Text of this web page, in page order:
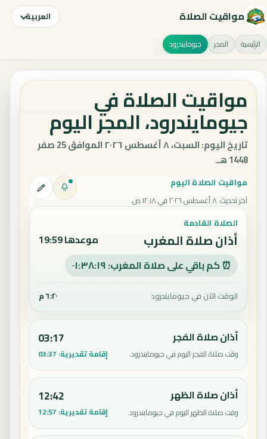
مواقيت الصلاة العربية
الرئيسية المجر جيومايندرود
مواقيت الصلاة في
جيومايندرود، المجر اليوم
تاريخ اليوم: السبت، ٨ أغسطس ٢٠٢٦ الموافق 25 صفر
1448 هـ.
مواقيت الصلاة اليوم
آخر تحديث:٨ أغسطس ٢٠٢٦ في ١٢:١٨ ص
الصلاة القادمة
أذان صلاة المغرب موعدها 19:59
⏰ كم باقي على صلاة المغرب: ٠١:٣٨:١٨
الوقت الآن في جيومايندرود ٦:٢٠ م
أذان صلاة الفجر
وقت صلاة الفجر اليوم في جيومايندرود.
03:17
إقامة تقديرية: 03:37
أذان صلاة الظهر
وقت صلاة الظهر اليوم في جيومايندرود.
12:42
إقامة تقديرية: 12:57